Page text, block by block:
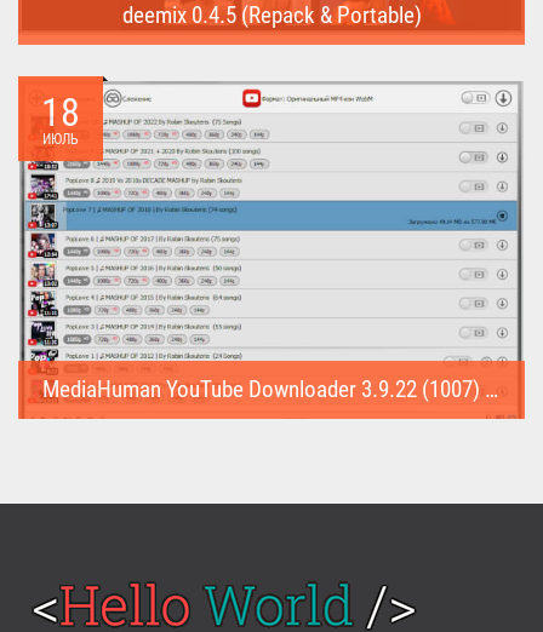
deemix 0.4.5 (Repack & Portable)
треки...
18
ИЮЛЬ
MediaHuman YouTube Downloader 3.9.22 (1007) (Repack & Portable)